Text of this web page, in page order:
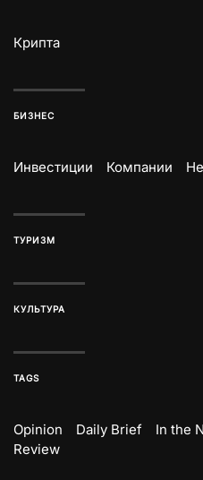
Крипта
БИЗНЕС
Инвестиции Компании
ТУРИЗМ
КУЛЬТУРА
TAGS
Opinion Daily Brief In the
Review